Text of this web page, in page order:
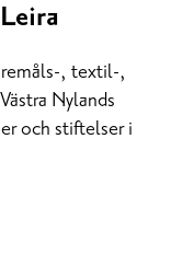
, textil-,
Nylands
och stiftelser i